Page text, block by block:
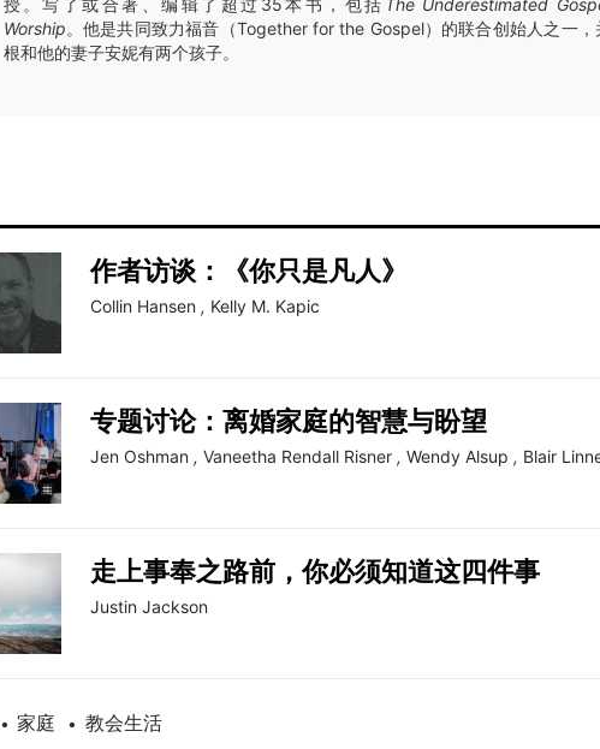
Worship。他是共同致力福音（Together for the Gospel）的联合创始人之一
根和他的妻子安妮有两个孩子。
作者访谈：《你只是凡人》
Collin Hansen , Kelly M. Kapic
专题讨论：离婚家庭的智慧与盼望
Jen Oshman , Vaneetha Rendall Risner , Wendy Alsup , Blair
走上事奉之路前，你必须知道这四件事
Justin Jackson
• 家庭 • 教会生活